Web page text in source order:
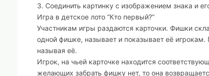
3. Соединить картинку с изображением знака и
Игра в детское лото “Кто первый?”
Участникам игры раздаются карточки. Фишки
одной фишке, называет и показывает её
называя её.
Игрок, на чьей карточке находится
желающих забрать фишку нет, то она